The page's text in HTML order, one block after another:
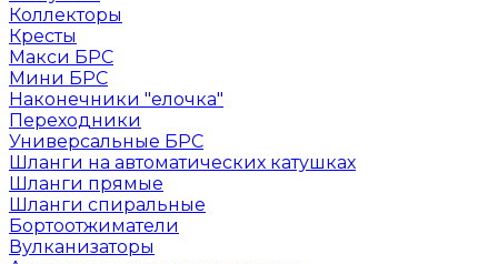
Коллекторы
Кресты
Макси БРС
Мини БРС
Наконечники "елочка"
Переходники
Универсальные БРС
Шланги на автоматических катушках
Шланги прямые
Шланги спиральные
Бортоотжиматели
Вулканизаторы